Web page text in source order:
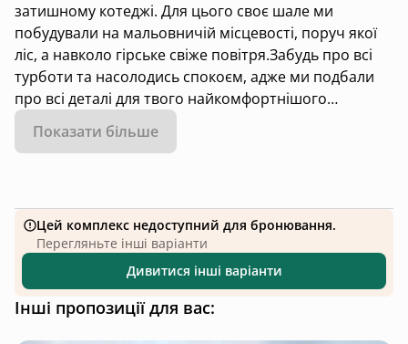
затишному котеджі. Для цього своє шале ми
побудували на мальовничій місцевості, поруч якої
ліс, а навколо гірське свіже повітря.Забудь про всі
турботи та насолодись спокоєм, адже ми подбали
про всі деталі для твого найкомфортнішого
відпочинку.
Показати більше
Цей комплекс недоступний для бронювання.
Перегляньте інші варіанти
Дивитися інші варіанти
Інші пропозиції для вас: